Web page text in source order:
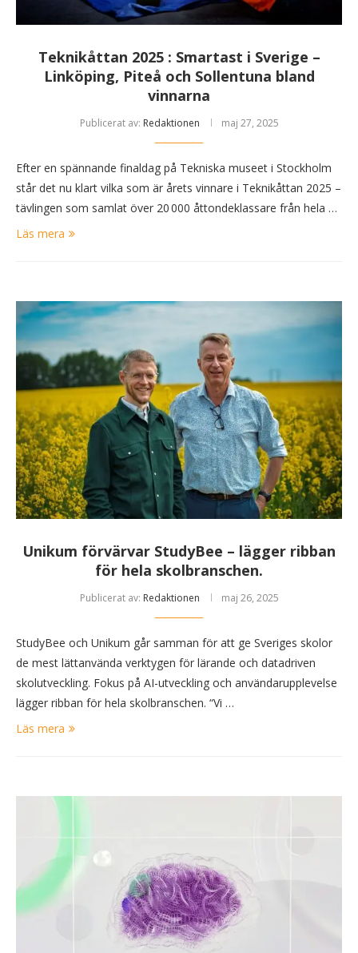
Teknikåttan 2025 : Smartast i Sverige –
Linköping, Piteå och Sollentuna bland
vinnarna
Publicerat av: Redaktionen maj 27, 2025
Efter en spännande finaldag på Tekniska museet i Stockholm
står det nu klart vilka som är årets vinnare i Teknikåttan 2025 –
tävlingen som samlat över 20 000 åttondeklassare från hela …
Läs mera
Unikum förvärvar StudyBee – lägger ribban
för hela skolbranschen.
Publicerat av: Redaktionen maj 26, 2025
StudyBee och Unikum går samman för att ge Sveriges skolor
de mest lättanvända verktygen för lärande och datadriven
skolutveckling. Fokus på AI-utveckling och användarupplevelse
lägger ribban för hela skolbranschen. “Vi …
Läs mera